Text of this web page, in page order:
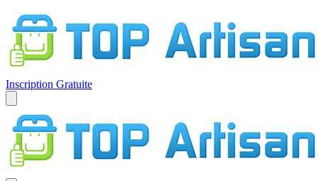
Inscription Gratuite